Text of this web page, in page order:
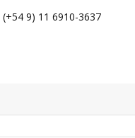
(+54 9) 11 6910-3637